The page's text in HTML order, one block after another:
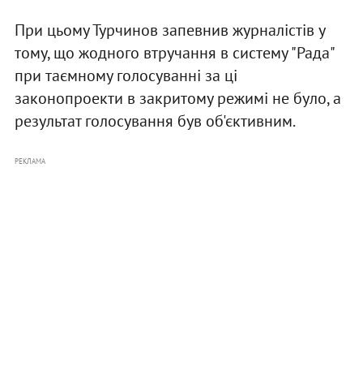
При цьому Турчинов запевнив журналістів у
тому, що жодного втручання в систему "Рада"
при таємному голосуванні за ці
законопроекти в закритому режимі не було, а
результат голосування був об'єктивним.
РЕКЛАМА